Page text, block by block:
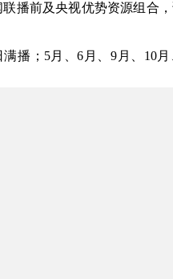
播前及央视优势资源组合
播；5月、6月、9月、10